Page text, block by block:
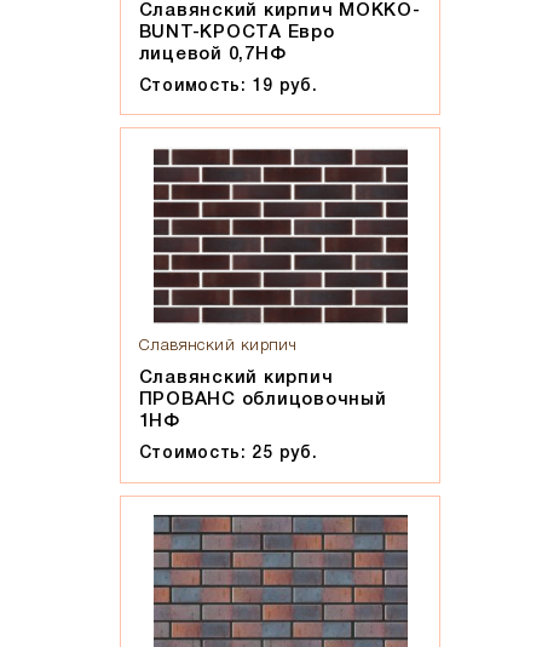
Славянский кирпич МОККО-
BUNT-КРОСТА Евро
лицевой 0,7НФ
Стоимость: 19 руб.
Славянский кирпич
Славянский кирпич
ПРОВАНС облицовочный
1НФ
Стоимость: 25 руб.